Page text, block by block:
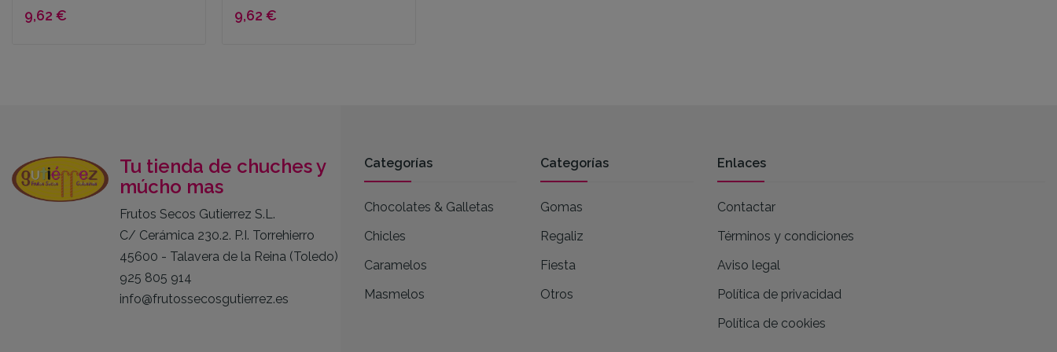
9,62 € 9,62 €
Tu tienda de chuches y
múcho mas
Frutos Secos Gutierrez S.L.
C/ Cerámica 230.2. P.I. Torrehierro
45600 - Talavera de la Reina (Toledo)
925 805 914
info@frutossecosgutierrez.es
Categorías
Chocolates & Galletas
Chicles
Caramelos
Masmelos
Categorías
Gomas
Regaliz
Fiesta
Otros
Enlaces
Contactar
Términos y condiciones
Aviso legal
Política de privacidad
Política de cookies